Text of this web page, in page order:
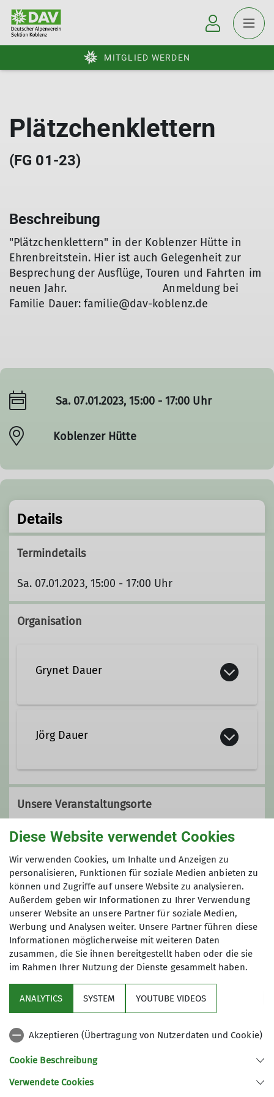
MITGLIED WERDEN
Plätzchenklettern
(FG 01-23)
Beschreibung
"Plätzchenklettern" in der Koblenzer Hütte in
Ehrenbreitstein. Hier ist auch Gelegenheit zur
Besprechung der Ausflüge, Touren und Fahrten im
neuen Jahr. Anmeldung bei
Familie Dauer: familie@dav-koblenz.de
Sa. 07.01.2023, 15:00 - 17:00 Uhr
Koblenzer Hütte
Details
Termindetails
Sa. 07.01.2023, 15:00 - 17:00 Uhr
Organisation
Grynet Dauer
Qualifikationen
Familiengruppenleiter*in (ausgebildet)
Ämter
Familiengruppe - Stellvertreterin
Jörg Dauer
Qualifikationen
Familiengruppenleiter*in (ausgebildet)
Ämter
Familiengruppe - Stellvertreter
Unsere Veranstaltungsorte
Koblenzer Hütte
Kolonnenweg 7
56077 Koblenz
Sektion
DAV
Sektion Koblenz des Deutschen Alpenvereins e.V.
Diese Website verwendet Cookies
Wir verwenden Cookies, um Inhalte und Anzeigen zu
personalisieren, Funktionen für soziale Medien anbieten zu
können und Zugriffe auf unsere Website zu analysieren.
Außerdem geben wir Informationen zu Ihrer Verwendung
unserer Website an unsere Partner für soziale Medien,
Werbung und Analysen weiter. Unsere Partner führen diese
Informationen möglicherweise mit weiteren Daten
zusammen, die Sie ihnen bereitgestellt haben oder die sie
im Rahmen Ihrer Nutzung der Dienste gesammelt haben.
ANALYTICS SYSTEM YOUTUBE VIDEOS
Akzeptieren (Übertragung von Nutzerdaten und Cookie)
Cookie Beschreibung
Verwendete Cookies